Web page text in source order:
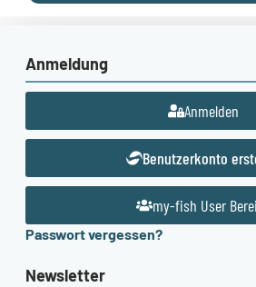
Anmeldung
Anmelden
Benutzerkonto
my-fish User
Passwort vergessen?
Newsletter